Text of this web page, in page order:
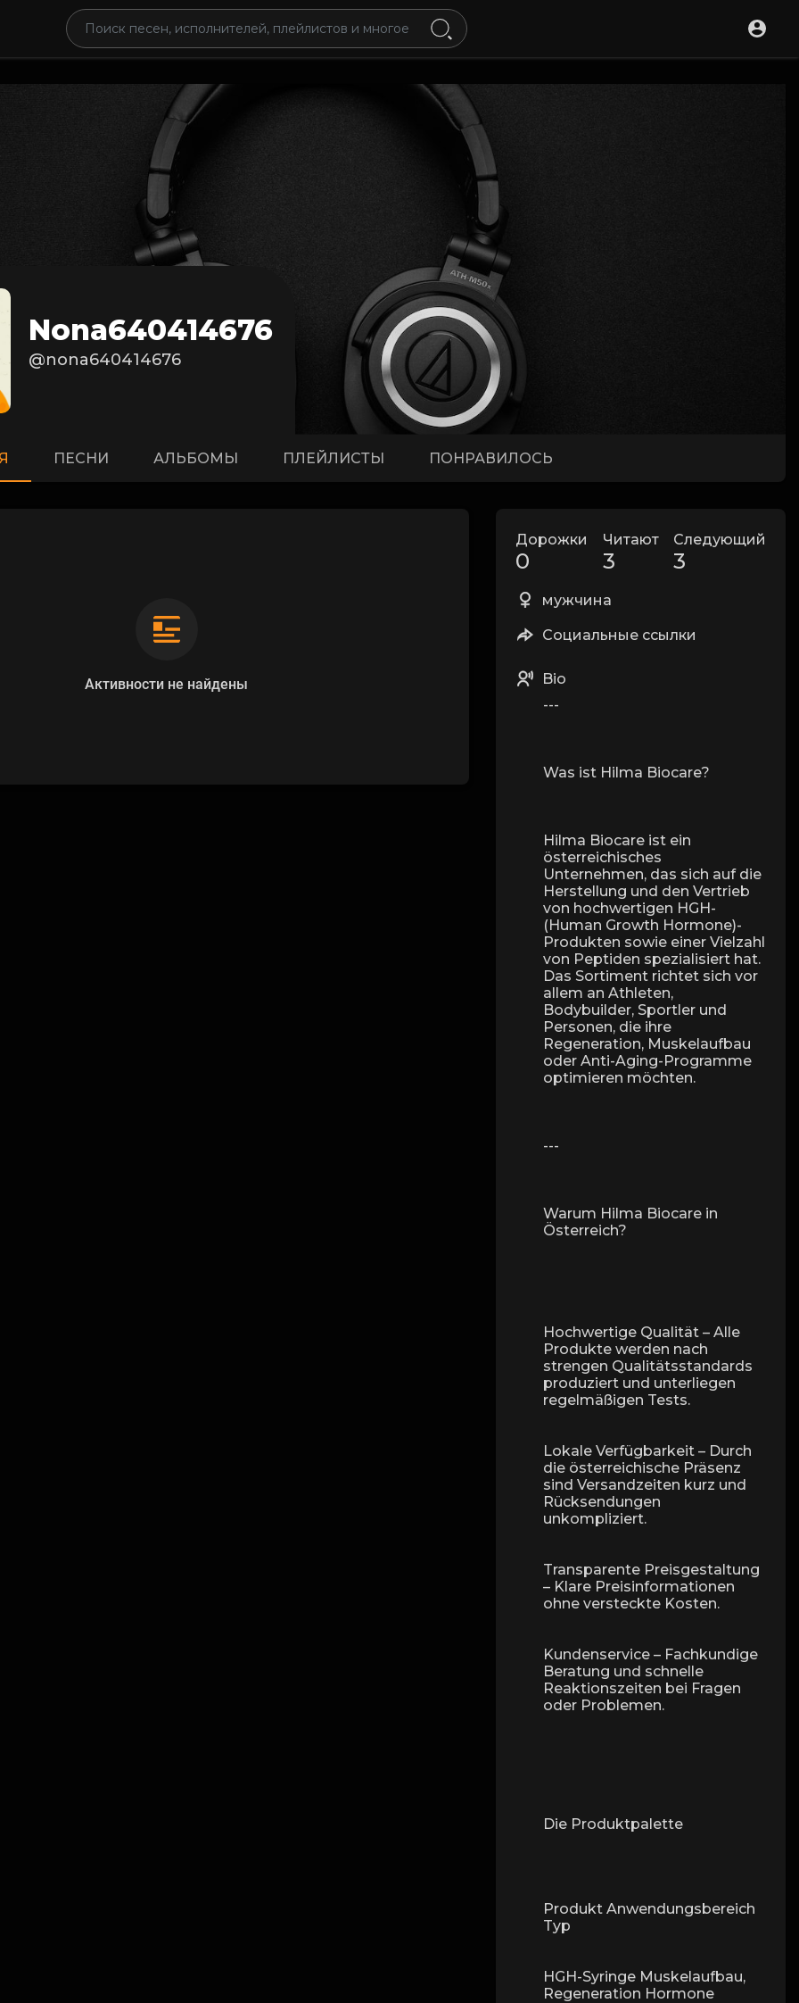
Nona640414676
@nona640414676
ПЕСНИ АЛЬБОМЫ ПЛЕЙЛИСТЫ ПОНРАВИЛОСЬ
Активности не найдены
Дорожки
0
Читают
3
Следующий
3
мужчина
Социальные ссылки
Bio
---
Was ist Hilma Biocare?
Hilma Biocare ist ein
österreichisches
Unternehmen, das sich auf die
Herstellung und den Vertrieb
von hochwertigen HGH-
(Human Growth Hormone)-
Produkten sowie einer Vielzahl
von Peptiden spezialisiert hat.
Das Sortiment richtet sich vor
allem an Athleten,
Bodybuilder, Sportler und
Personen, die ihre
Regeneration, Muskelaufbau
oder Anti-Aging-Programme
optimieren möchten.
---
Warum Hilma Biocare in
Österreich?
Hochwertige Qualität – Alle
Produkte werden nach
strengen Qualitätsstandards
produziert und unterliegen
regelmäßigen Tests.
Lokale Verfügbarkeit – Durch
die österreichische Präsenz
sind Versandzeiten kurz und
Rücksendungen
unkompliziert.
Transparente Preisgestaltung
– Klare Preisinformationen
ohne versteckte Kosten.
Kundenservice – Fachkundige
Beratung und schnelle
Reaktionszeiten bei Fragen
oder Problemen.
Die Produktpalette
Produkt Anwendungsbereich
Typ
HGH-Syringe Muskelaufbau,
Regeneration Hormone